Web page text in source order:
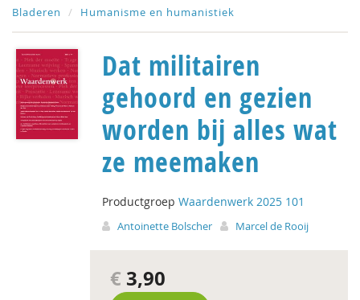
Bladeren Humanisme en humanistiek
Dat militairen
gehoord en gezien
worden bij alles wat
ze meemaken
Productgroep Waardenwerk 2025 101
Antoinette Bolscher Marcel de Rooij
€ 3,90